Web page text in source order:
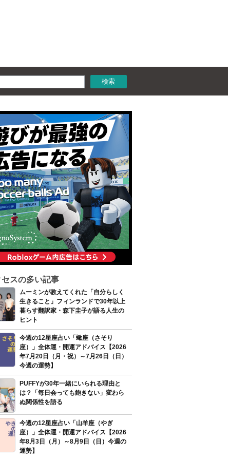
セスの多い記事
ムーミンが教えてくれた「自分らしく
生きること」フィンランドで30年以上
暮らす翻訳家・森下圭子が語る人生の
ヒント
今週の12星座占い「蠍座（さそり
座）」全体運・開運アドバイス【2026
年7月20日（月・祝）～7月26日（日）
今週の運勢】
PUFFYが30年一緒にいられる理由と
は？「毎日会っても飽きない」変わら
ぬ関係性を語る
今週の12星座占い「山羊座（やぎ
座）」全体運・開運アドバイス【2026
年8月3日（月）～8月9日（日）今週の
運勢】